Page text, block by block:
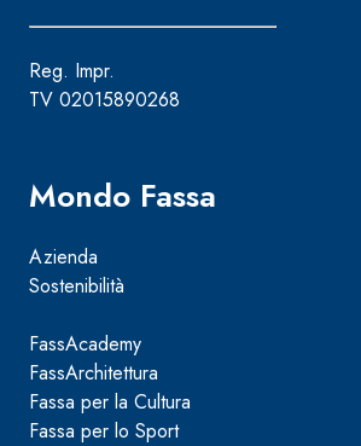
Reg. Impr.
TV 02015890268
Mondo Fassa
Azienda
Sostenibilità
FassAcademy
FassArchitettura
Fassa per la Cultura
Fassa per lo Sport